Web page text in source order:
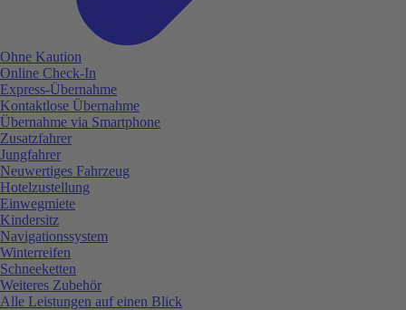
Ohne Kaution
Online Check-In
Express-Übernahme
Kontaktlose Übernahme
Übernahme via Smartphone
Zusatzfahrer
Jungfahrer
Neuwertiges Fahrzeug
Hotelzustellung
Einwegmiete
Kindersitz
Navigationssystem
Winterreifen
Schneeketten
Weiteres Zubehör
Alle Leistungen auf einen Blick